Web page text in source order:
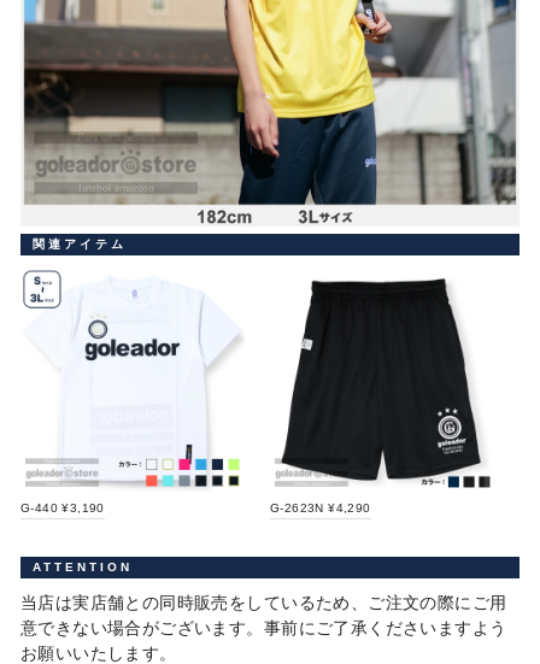
関連アイテム
G-440 ¥3,190 G-2623N ¥4,290
ATTENTION
当店は実店舗との同時販売をしているため、ご注文の際にご用
意できない場合がございます。事前にご了承くださいますよう
お願いいたします。